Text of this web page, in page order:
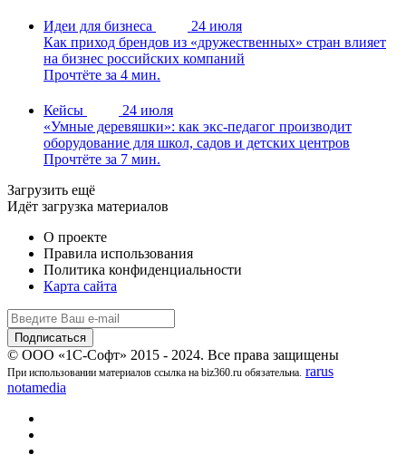
Идеи для бизнеса
24 июля
Как приход брендов из «дружественных» стран влияет
на бизнес российских компаний
Прочтёте за 4 мин.
Кейсы
24 июля
«Умные деревяшки»: как экс-педагог производит
оборудование для школ, садов и детских центров
Прочтёте за 7 мин.
Загрузить ещё
Идёт загрузка материалов
О проекте
Правила использования
Политика конфиденциальности
Карта сайта
© ООО «1С-Софт» 2015 - 2024. Все права защищены
При использовании материалов ссылка на biz360.ru обязательна. rarus
notamedia